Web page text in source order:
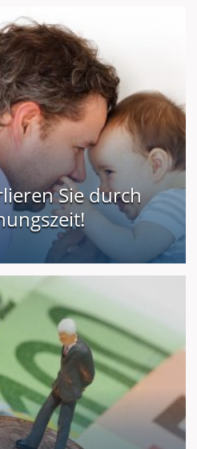
Sie durch